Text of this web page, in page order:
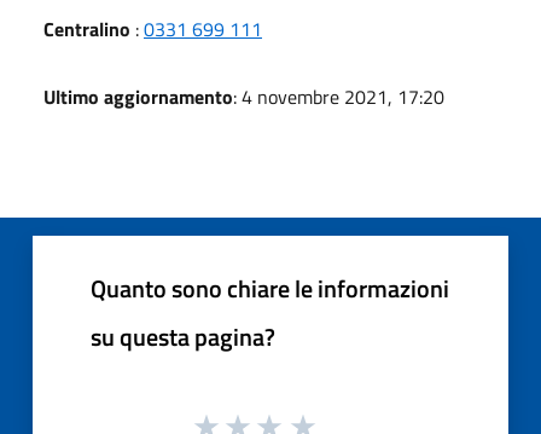
Centralino :0331 699 111
Ultimo aggiornamento: 4 novembre 2021, 17:20
Quanto sono chiare le informazioni
su questa pagina?